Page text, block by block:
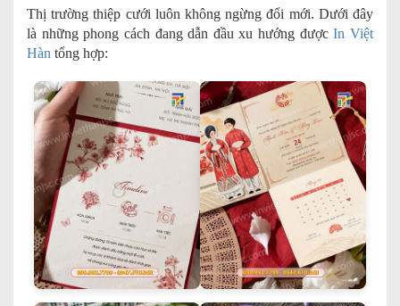
Thị trường thiệp cưới luôn không ngừng đổi mới. Dưới đây
là những phong cách đang dẫn đầu xu hướng đượcIn Việt
Hàn tổng hợp: